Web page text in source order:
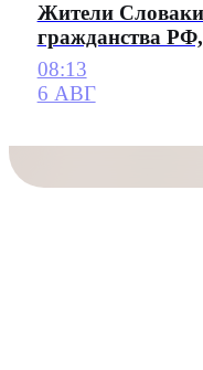
Жители
гражданства РФ,
08:13
6 АВГ